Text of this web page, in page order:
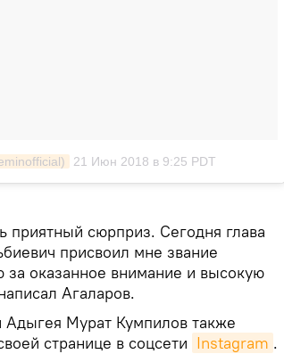
21 Июн 2018 в 9:25 PDT
сюрприз. Сегодня глава
присвоил мне звание
за оказанное внимание и высокую
Агаларов.
Адыгея Мурат Кумпилов также
странице в соцсети Instagram .